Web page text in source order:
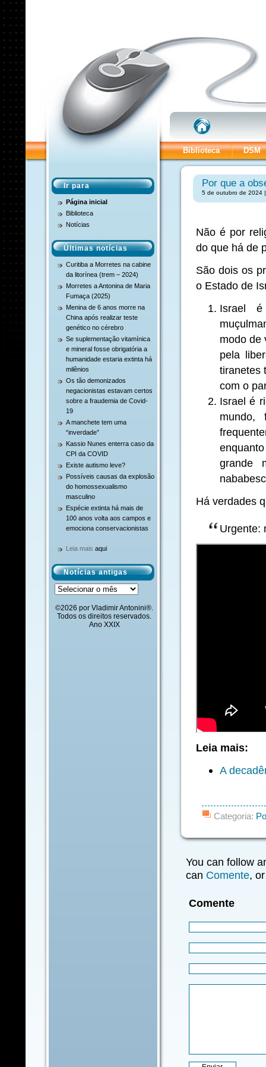
Biblioteca DSM
Ir para
Página inicial
Biblioteca
Notícias
Últimas notícias
Curitiba a Morretes na cabine
da litorínea (trem – 2024)
Morretes a Antonina de Maria
Fumaça (2025)
Menina de 6 anos morre na
China após realizar teste
genético no cérebro
Se suplementação vitamínica
e mineral fosse obrigatória a
humanidade estaria extinta há
milênios
Os tão demonizados
negacionistas estavam certos
sobre a fraudemia de Covid-
19
A manchete tem uma
“inverdade”
Kassio Nunes enterra caso da
CPI da COVID
Existe autismo leve?
Possíveis causas da explosão
do homossexualismo
masculino
Espécie extinta há mais de
100 anos volta aos campos e
emociona conservacionistas
Leia mais aqui
Notícias antigas
Notícias
antigas
©2026 por Vladimir Antonini®.
Todos os direitos reservados.
Ano XXIX
Por que a
5 de outubro de 2024
Não é por
do que há de
São dois os
o Estado de
Israel
modo de
pela
tiranetes
com o
Israel é
mundo,
grande
Há verdades
Urgente:
Leia mais:
A
Categoria:
You can follow
can Comente,
Comente